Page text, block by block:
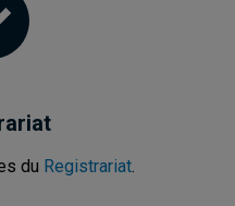
du Registrariat.